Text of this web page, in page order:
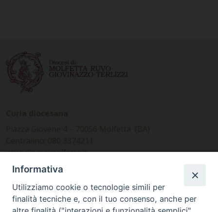
www.diocesimolfetta.it –
diocesimolfetta@pec.chiesacattolica.it
Ufficio Comunicazioni sociali
Informativa
Utilizziamo cookie o tecnologie simili per
finalità tecniche e, con il tuo consenso, anche per